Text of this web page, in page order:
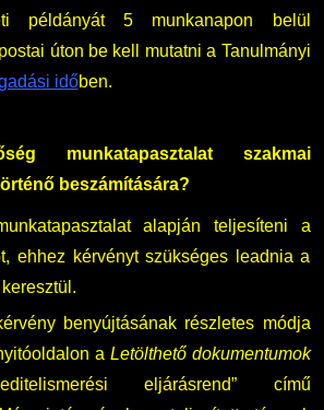
példányát 5 munkanapon belül
úton be kell mutatni a Tanulmányi
időben.
munkatapasztalat szakmai
beszámítására?
alapján teljesíteni a
ehhez kérvényt szükséges leadnia a
benyújtásának részletes módja
a Letölthető dokumentumok
eljárásrend” című